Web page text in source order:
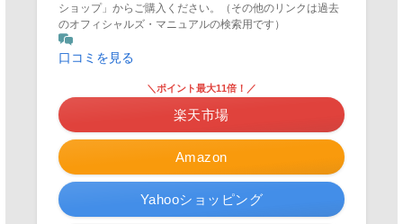
ショップ」からご購入ください。（その他のリンクは過去
のオフィシャルズ・マニュアルの検索用です）
口コミを見る
Amazon
＼ポイント最大11倍！／
楽天市場
Yahooショッピング